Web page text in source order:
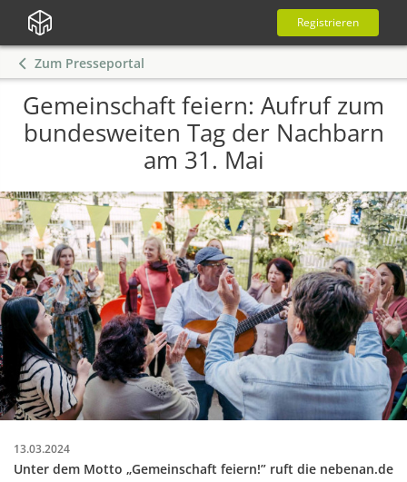
Registrieren
Zum Presseportal
Gemeinschaft feiern: Aufruf zum
bundesweiten Tag der Nachbarn
am 31. Mai
13.03.2024
Unter dem Motto „Gemeinschaft feiern!” ruft die nebenan.de